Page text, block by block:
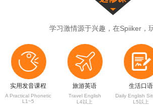
学习激情源于兴趣，在Spiiker，

实用发音课程
A Practical Phonetic
L1~5

旅游英语
Travel English
L4以上

生活口语
Daily English
L5以上